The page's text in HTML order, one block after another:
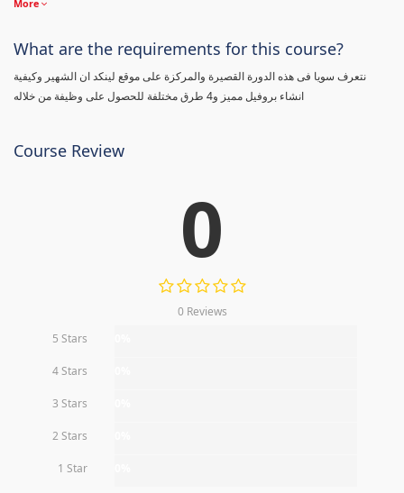
More
What are the requirements for this course?
نتعرف سويا فى هذه الدورة القصيرة والمركزة على موقع لينكد ان الشهير وكيفية
انشاء بروفيل مميز و4 طرق مختلفة للحصول على وظيفة من خلاله
Course Review
0
0 Reviews
5 Stars
4 Stars
3 Stars
2 Stars
1 Star